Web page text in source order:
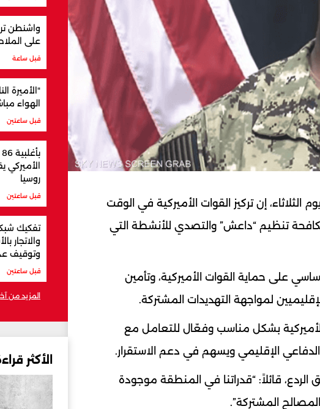
الثلاثاء، إن تركيز القوات الأميركية في الوقت
مكافحة تنظيم “داعش” والتصدي للأنشطة التي
على حماية القوات الأميركية، وتأمين
لمواجهة التهديدات المشتركة.
بشكل مناسب وفعّال للتعامل مع
الدفاعي الإقليمي ويسهم في دعم الاستقرار.
قائلاً: “قدراتنا في المنطقة موجودة
المشتركة”.
واشنطن
على
قبل ساعة
"الأميرة
الهواء
قبل ساعتين
روسيا
قبل ساعتين
تفكيك
والاتجار
وتوقيف
قبل ساعتين
المزيد من
الأكثر